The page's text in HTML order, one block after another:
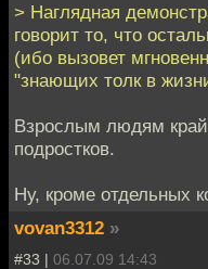
> Наглядная
говорит то, что
(ибо вызовет
"знающих толк в
Взрослым людям
подростков.
Ну, кроме отдельных
vovan3312 »
#33 | 06.07.09 14:43